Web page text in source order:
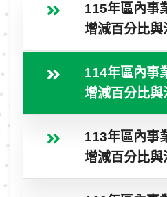
115年區內事
增減百分比
114年區內事
增減百分比
113年區內事
增減百分比